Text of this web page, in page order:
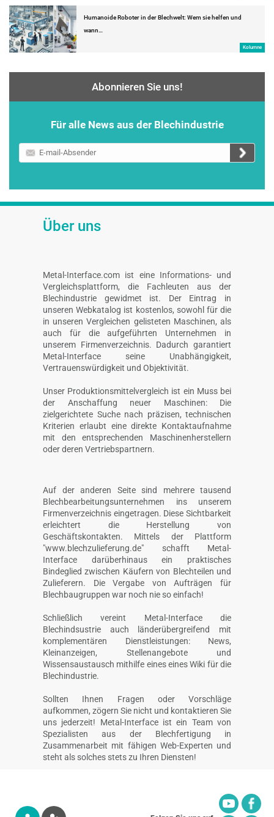
Humanoide Roboter in der Blechwelt: Wem sie helfen und
wann…
Kolumne
Abonnieren Sie uns!
Für alle News aus der Blechindustrie
E-
mail-
Über uns
Metal-Interface.com ist eine Informations- und
Vergleichsplattform, die Fachleuten aus der
Blechindustrie gewidmet ist. Der Eintrag in
unseren Webkatalog ist kostenlos, sowohl für die
in unseren Vergleichen gelisteten Maschinen, als
auch für die aufgeführten Unternehmen in
unserem Firmenverzeichnis. Dadurch garantiert
Metal-Interface seine Unabhängigkeit,
Vertrauenswürdigkeit und Objektivität.
Unser Produktionsmittelvergleich ist ein Muss bei
der Anschaffung neuer Maschinen: Die
zielgerichtete Suche nach präzisen, technischen
Kriterien erlaubt eine direkte Kontaktaufnahme
mit den entsprechenden Maschinenherstellern
oder deren Vertriebspartnern.
Auf der anderen Seite sind mehrere tausend
Blechbearbeitungsunternehmen ins unserem
Firmenverzeichnis eingetragen. Diese Sichtbarkeit
erleichtert die Herstellung von
Geschäftskontakten. Mittels der Plattform
"www.blechzulieferung.de" schafft Metal-
Interface darüberhinaus ein praktisches
Bindeglied zwischen Käufern von Blechteilen und
Zulieferern. Die Vergabe von Aufträgen für
Blechbaugruppen war noch nie so einfach!
Schließlich vereint Metal-Interface die
Blechindsustrie auch länderübergreifend mit
komplementären Dienstleistungen: News,
Kleinanzeigen, Stellenangebote und
Wissensaustausch mithilfe eines eines Wiki für die
Blechindustrie.
Sollten Ihnen Fragen oder Vorschläge
aufkommen, zögern Sie nicht und kontaktieren Sie
uns jederzeit! Metal-Interface ist ein Team von
Spezialisten aus der Blechfertigung in
Zusammenarbeit mit fähigen Web-Experten und
steht als solches stets zu Ihren Diensten!